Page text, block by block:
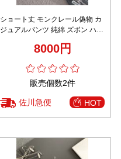
ショート丈 モンクレール偽物 カ
ジュアルパンツ 純綿 ズボン ハー
8000円
販売個数2件
佐川急便 HOT